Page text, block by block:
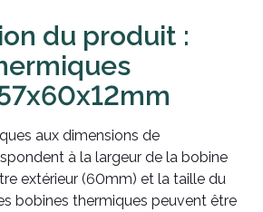
du produit :
aux dimensions de
à la largeur de la bobine
extérieur (60mm) et la taille du
bobines thermiques peuvent être